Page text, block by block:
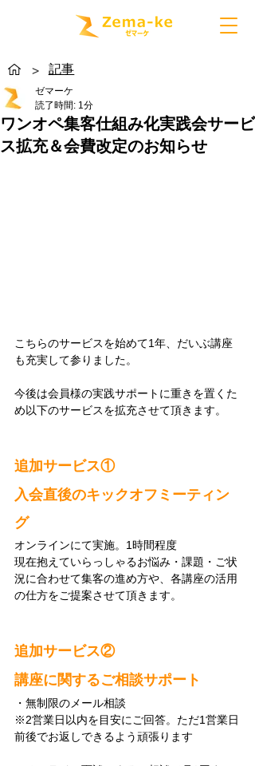
> 記事
ワンオペ集客仕組み化実践会サービ
ス拡充＆会費改定のお知らせ
ゼマーケ
読了時間: 1分
こちらのサービスを始めて1年、だいぶ講座
も充実して参りました。
今後は会員様の実践サポートに重きを置くた
め以下のサービスを拡充させて頂きます。
追加サービス①
入会直後のキックオフミーティン
グ
オンラインにて実施。1時間程度
現在抱えていらっしゃるお悩み・課題・ご状
況に合わせて集客の進め方や、各講座の活用
の仕方をご提案させて頂きます。
追加サービス②
講座に関するご相談サポート
・無制限のメール相談
※2営業日以内を目安にご回答。ただ1営業日
前後でお返しできるよう頑張ります